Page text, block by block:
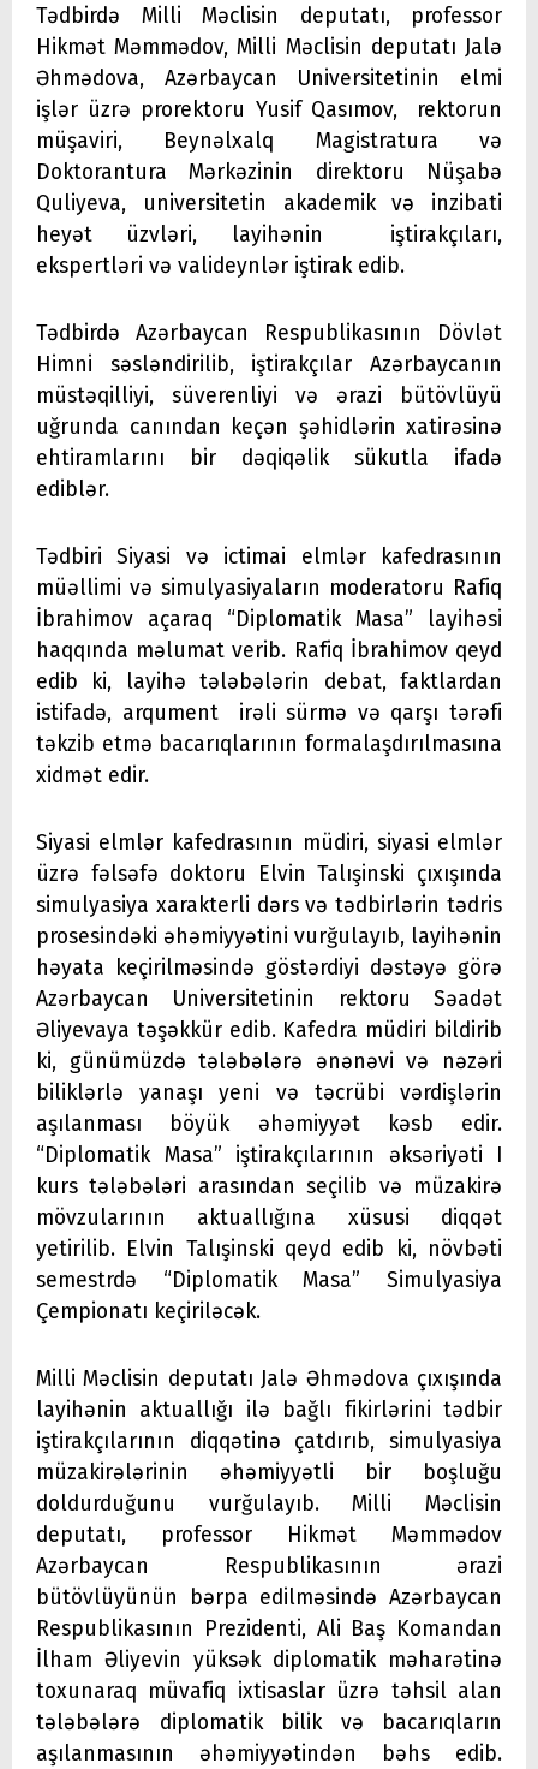
Tədbirdə Milli Məclisin deputatı, professor
Hikmət Məmmədov, Milli Məclisin deputatı Jalə
Əhmədova, Azərbaycan Universitetinin elmi
işlər üzrə prorektoru Yusif Qasımov, rektorun
müşaviri, Beynəlxalq Magistratura və
Doktorantura Mərkəzinin direktoru Nüşabə
Quliyeva, universitetin akademik və inzibati
heyət üzvləri, layihənin iştirakçıları,
ekspertləri və valideynlər iştirak edib.
Tədbirdə Azərbaycan Respublikasının Dövlət
Himni səsləndirilib, iştirakçılar Azərbaycanın
müstəqilliyi, süverenliyi və ərazi bütövlüyü
uğrunda canından keçən şəhidlərin xatirəsinə
ehtiramlarını bir dəqiqəlik sükutla ifadə
ediblər.
Tədbiri Siyasi və ictimai elmlər kafedrasının
müəllimi və simulyasiyaların moderatoru Rafiq
İbrahimov açaraq “Diplomatik Masa” layihəsi
haqqında məlumat verib. Rafiq İbrahimov qeyd
edib ki, layihə tələbələrin debat, faktlardan
istifadə, arqument irəli sürmə və qarşı tərəfi
təkzib etmə bacarıqlarının formalaşdırılmasına
xidmət edir.
Siyasi elmlər kafedrasının müdiri, siyasi elmlər
üzrə fəlsəfə doktoru Elvin Talışinski çıxışında
simulyasiya xarakterli dərs və tədbirlərin tədris
prosesindəki əhəmiyyətini vurğulayıb, layihənin
həyata keçirilməsində göstərdiyi dəstəyə görə
Azərbaycan Universitetinin rektoru Səadət
Əliyevaya təşəkkür edib. Kafedra müdiri bildirib
ki, günümüzdə tələbələrə ənənəvi və nəzəri
biliklərlə yanaşı yeni və təcrübi vərdişlərin
aşılanması böyük əhəmiyyət kəsb edir.
“Diplomatik Masa” iştirakçılarının əksəriyəti I
kurs tələbələri arasından seçilib və müzakirə
mövzularının aktuallığına xüsusi diqqət
yetirilib. Elvin Talışinski qeyd edib ki, növbəti
semestrdə “Diplomatik Masa” Simulyasiya
Çempionatı keçiriləcək.
Milli Məclisin deputatı Jalə Əhmədova çıxışında
layihənin aktuallığı ilə bağlı fikirlərini tədbir
iştirakçılarının diqqətinə çatdırıb, simulyasiya
müzakirələrinin əhəmiyyətli bir boşluğu
doldurduğunu vurğulayıb. Milli Məclisin
deputatı, professor Hikmət Məmmədov
Azərbaycan Respublikasının ərazi
bütövlüyünün bərpa edilməsində Azərbaycan
Respublikasının Prezidenti, Ali Baş Komandan
İlham Əliyevin yüksək diplomatik məharətinə
toxunaraq müvafiq ixtisaslar üzrə təhsil alan
tələbələrə diplomatik bilik və bacarıqların
aşılanmasının əhəmiyyətindən bəhs edib.